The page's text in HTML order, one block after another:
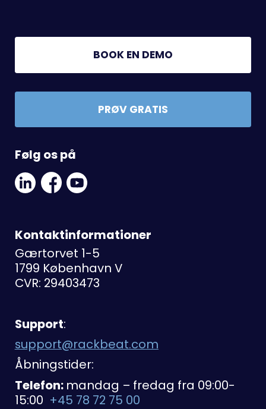
BOOK EN DEMO
PRØV GRATIS
Følg os på
Linkedin
Social
Link
Facebook
Social
Link
Youtube
Link
Kontaktinformationer
Gærtorvet 1-5
1799 København V
CVR: 29403473
Support:
support@rackbeat.com
Åbningstider:
Telefon: mandag – fredag fra 09:00-
15:00 +45 78 72 75 00